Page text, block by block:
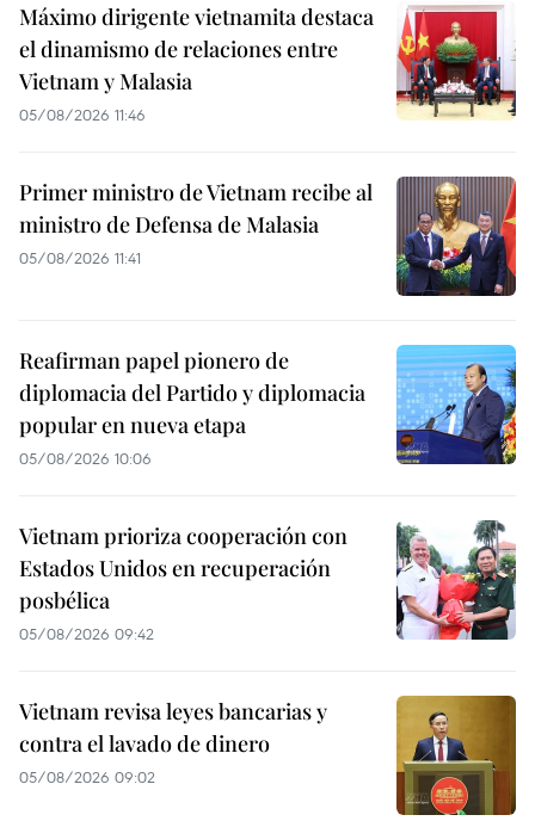
Máximo dirigente vietnamita destaca
el dinamismo de relaciones entre
Vietnam y Malasia
05/08/2026 11:46
Primer ministro de Vietnam recibe al
ministro de Defensa de Malasia
05/08/2026 11:41
Reafirman papel pionero de
diplomacia del Partido y diplomacia
popular en nueva etapa
05/08/2026 10:06
Vietnam prioriza cooperación con
Estados Unidos en recuperación
posbélica
05/08/2026 09:42
Vietnam revisa leyes bancarias y
contra el lavado de dinero
05/08/2026 09:02